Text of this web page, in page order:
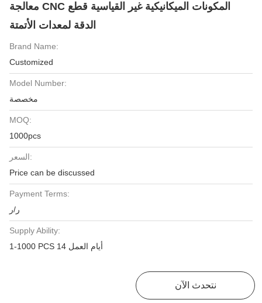
معالجة CNC المكونات الميكانيكية غير القياسية قطع
الدقة لمعدات الأتمتة
Brand Name:
Customized
Model Number:
مخصصة
MOQ:
1000pcs
السعر:
Price can be discussed
Payment Terms:
ر/ر
Supply Ability:
1-1000 PCS 14 أيام العمل
نتحدث الآن